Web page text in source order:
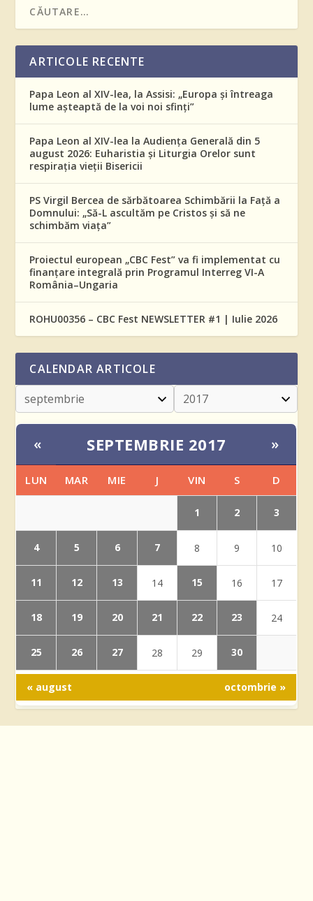
ARTICOLE RECENTE
Papa Leon al XIV-lea, la Assisi: „Europa și întreaga
lume așteaptă de la voi noi sfinți”
Papa Leon al XIV-lea la Audiența Generală din 5
august 2026: Euharistia și Liturgia Orelor sunt
respirația vieții Bisericii
PS Virgil Bercea de sărbătoarea Schimbării la Față a
Domnului: „Să-L ascultăm pe Cristos și să ne
schimbăm viața”
Proiectul european „CBC Fest” va fi implementat cu
finanțare integrală prin Programul Interreg VI-A
România–Ungaria
ROHU00356 – CBC Fest NEWSLETTER #1 | Iulie 2026
CALENDAR ARTICOLE
« SEPTEMBRIE 2017 »
LUN MAR MIE J VIN S D
1 2 3
4 5 6 7 8 9 10
11 12 13 14 15 16 17
18 19 20 21 22 23 24
25 26 27 28 29 30
« august octombrie »